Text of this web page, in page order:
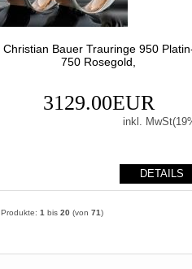
Christian Bauer Trauringe 950
750 Rosegold,
3129.00EUR
inkl.
DETAILS
Produkte: 1 bis 20 (von 71)